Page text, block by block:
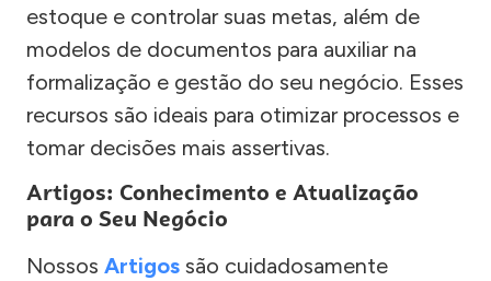
estoque e controlar suas metas, além de
modelos de documentos para auxiliar na
formalização e gestão do seu negócio. Esses
recursos são ideais para otimizar processos e
tomar decisões mais assertivas.
Artigos: Conhecimento e Atualização
para o Seu Negócio
Nossos Artigos são cuidadosamente